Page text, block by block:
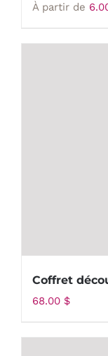
À partir de
Coffret
68.00 $